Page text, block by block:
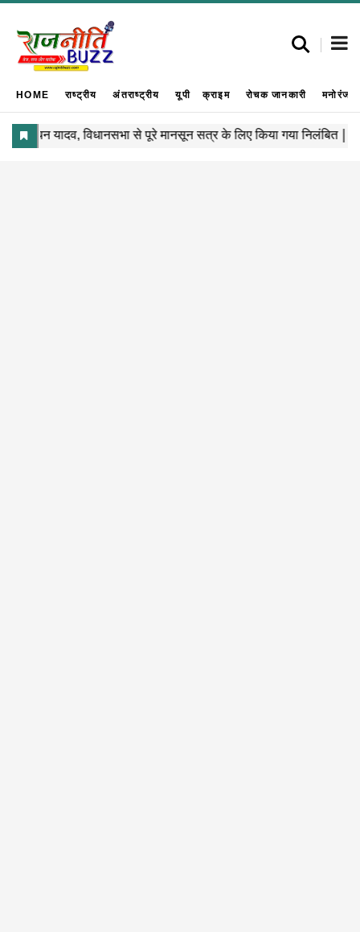
HOME राष्ट्रीय अंतराष्ट्रीय यूपी क्राइम रोचक जानकारी मनोरंजन